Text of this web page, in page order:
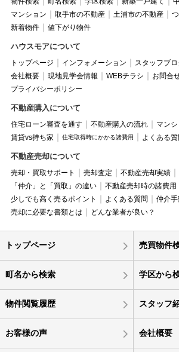
マンション
取手市の不動産 土浦市の不動産
新着物件
値下がり物件
ハウスモアについて
トップページ インフォメーション スタッフブ
会社概要
現地見学会情報 WEBチラシ
お問合
プライバシーポリシー
不動産購入について
住宅ローン審査を通す 不動産購入の流れ
マン
賃貸vs持ち家
住宅取得時にかかる諸費用 よくある質
不動産売却について
売却・買取サポート 売却査定 不動産売却実績
「仲介」と「買取」の違い
不動産売却時の諸費用
少しでも高く売るポイント
よくある質問
仲介
売却に必要な書類とは
どんな業者が良い？
トップページ 売買物件
町名から検索 学区から
物件閲覧履歴 スタッフ
お客様の声 会社概要